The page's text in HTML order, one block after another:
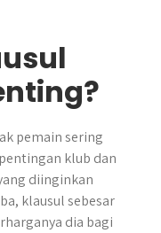
pemain sering
klub dan
diinginkan
klausul sebesar
dia bagi